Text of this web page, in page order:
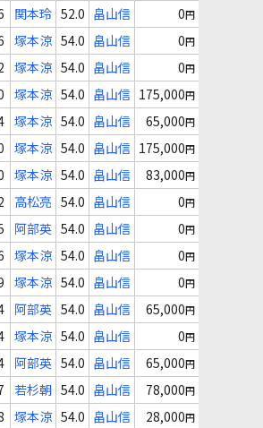
関本玲 52.0 畠山信 0円
塚本涼 54.0 畠山信 0円
塚本涼 54.0 畠山信 0円
塚本涼 54.0 畠山信 175,000円
塚本涼 54.0 畠山信 65,000円
塚本涼 54.0 畠山信 175,000円
塚本涼 54.0 畠山信 83,000円
高松亮 54.0 畠山信 0円
阿部英 54.0 畠山信 0円
塚本涼 54.0 畠山信 0円
塚本涼 54.0 畠山信 0円
阿部英 54.0 畠山信 65,000円
塚本涼 54.0 畠山信 0円
阿部英 54.0 畠山信 65,000円
若杉朝 54.0 畠山信 78,000円
塚本涼 54.0 畠山信 28,000円